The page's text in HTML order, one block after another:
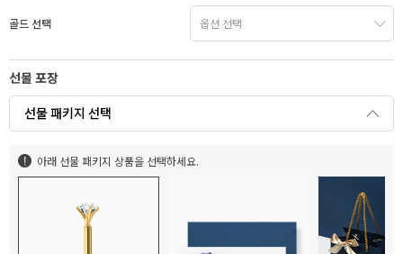
골드 선택
선물 포장
선물 패키지 선택
아래 선물 패키지 상품을 선택하세요.